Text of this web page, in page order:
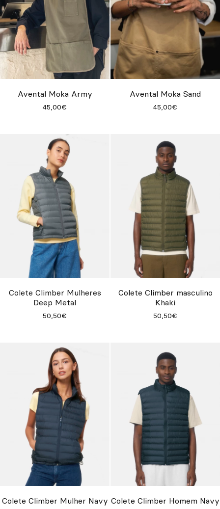
Avental Moka Army
45,00€
Avental Moka Sand
45,00€
Colete Climber Mulheres
Deep Metal
50,50€
Colete Climber masculino
Khaki
50,50€
Colete Climber Mulher Navy Colete Climber Homem Navy